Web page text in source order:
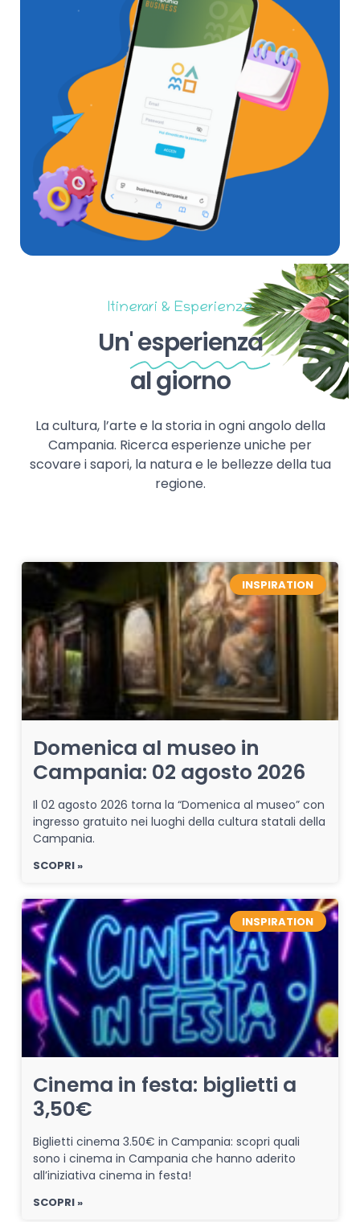
Itinerari & Esperienze
Un'esperienza
al giorno
La cultura, l’arte e la storia in ogni angolo della
Campania. Ricerca esperienze uniche per
scovare i sapori, la natura e le bellezze della tua
regione.
INSPIRATION
Domenica al museo in
Campania: 02 agosto 2026
Il 02 agosto 2026 torna la “Domenica al museo” con
ingresso gratuito nei luoghi della cultura statali della
Campania.
SCOPRI »
INSPIRATION
Cinema in festa: biglietti a
3,50€
Biglietti cinema 3.50€ in Campania: scopri quali
sono i cinema in Campania che hanno aderito
all’iniziativa cinema in festa!
SCOPRI »